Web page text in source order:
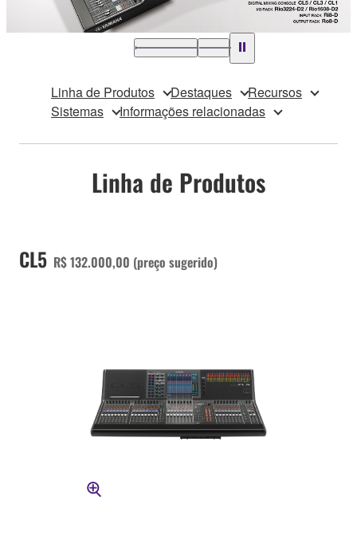
Linha de Produtos Destaques
Recursos
Sistemas
Informações relacionadas
Linha de Produtos
CL5 R$ 132.000,00 (preço sugerido)